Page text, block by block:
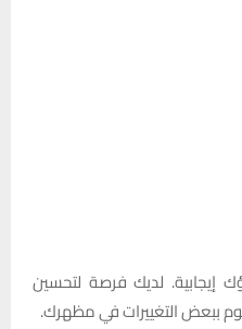
إيجابية. لديك فرصة لتحسين
ببعض التغييرات في مظهرك.